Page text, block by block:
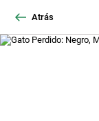
Atrás